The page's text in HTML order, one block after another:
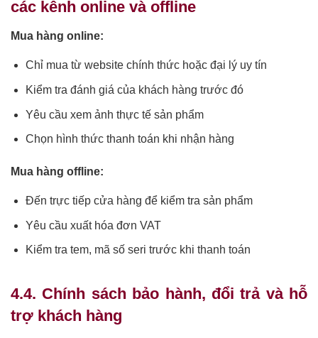
các kênh online và offline
Mua hàng online:
Chỉ mua từ website chính thức hoặc đại lý uy tín
Kiểm tra đánh giá của khách hàng trước đó
Yêu cầu xem ảnh thực tế sản phẩm
Chọn hình thức thanh toán khi nhận hàng
Mua hàng offline:
Đến trực tiếp cửa hàng để kiểm tra sản phẩm
Yêu cầu xuất hóa đơn VAT
Kiểm tra tem, mã số seri trước khi thanh toán
4.4. Chính sách bảo hành, đổi trả và hỗ
trợ khách hàng